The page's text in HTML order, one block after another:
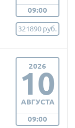
09:00
321890 руб.
2026
10
АВГУСТА
09:00